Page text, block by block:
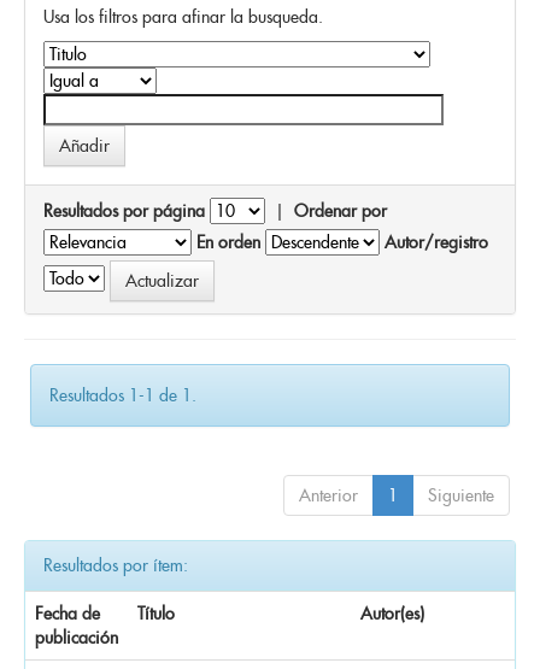
Usa los filtros para afinar la busqueda.
Resultados por página | Ordenar por
En orden
Autor/registro
Resultados 1-1 de 1.
Anterior 1 Siguiente
Resultados por ítem:
Fecha de
publicación
Título Autor(es)